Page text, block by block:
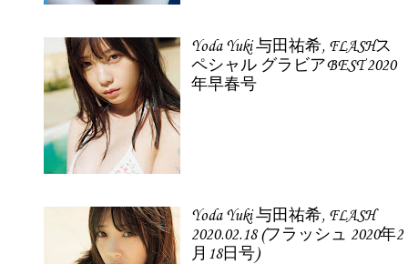
Yoda Yuki 与田祐希, FLASHス
ペシャル グラビアBEST 2020
年早春号
Yoda Yuki 与田祐希, FLASH
2020.02.18 (フラッシュ 2020年2
月18日号)